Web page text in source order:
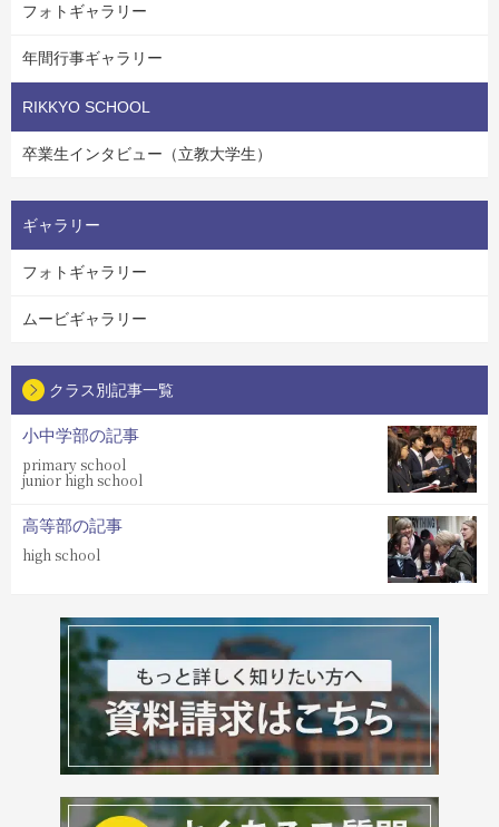
フォトギャラリー
年間行事ギャラリー
RIKKYO SCHOOL
卒業生インタビュー（立教大学生）
ギャラリー
フォトギャラリー
ムービギャラリー
クラス別記事一覧
小中学部の記事
primary school
junior high school
高等部の記事
high school